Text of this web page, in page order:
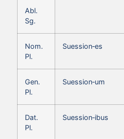
Abl.
Sg.
Nom.
Pl.
Suession‑es
Gen.
Pl.
Suession‑um
Dat.
Pl.
Suession‑ibus